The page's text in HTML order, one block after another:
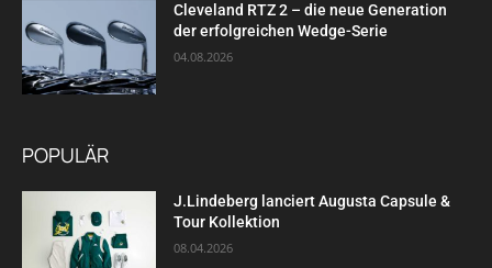
Cleveland RTZ 2 – die neue Generation
der erfolgreichen Wedge-Serie
04.08.2026
POPULÄR
J.Lindeberg lanciert Augusta Capsule &
Tour Kollektion
08.04.2026